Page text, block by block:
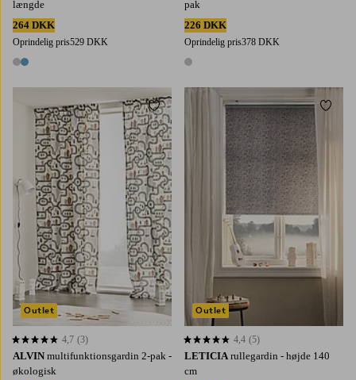
længde
264 DKK
Oprindelig pris529 DKK
2 farver
pak
226 DKK
Oprindelig pris378 DKK
1 farve
ALVIN multifunktionsgardin 2-pak -
økologisk
4,7 baseret på 3 bedømmelser
4,7 (3)
Outlet
Tilføj til favoritter
250300
LETICIA rullegardin - højde 140
cm
4,4 baseret på 5 bedømmelser
4,4 (5)
Outlet
Tilføj
120140